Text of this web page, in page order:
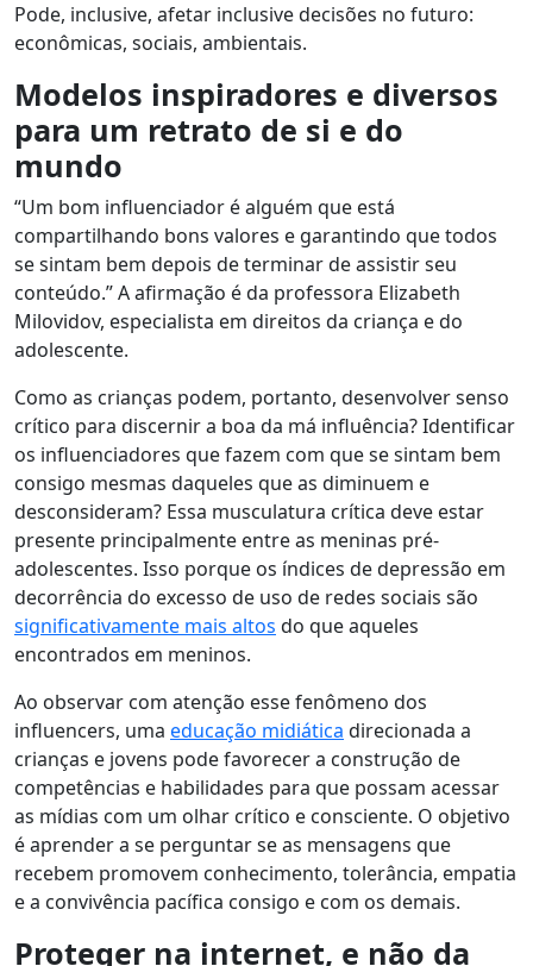
Pode, inclusive, afetar inclusive decisões no futuro:
econômicas, sociais, ambientais.
Modelos inspiradores e diversos
para um retrato de si e do
mundo
“Um bom influenciador é alguém que está
compartilhando bons valores e garantindo que todos
se sintam bem depois de terminar de assistir seu
conteúdo.”A afirmação é da professora Elizabeth
Milovidov, especialista em direitos da criança e do
adolescente.
Como as crianças podem, portanto, desenvolver senso
crítico para discernir a boa da má influência? Identificar
os influenciadores que fazem com que se sintam bem
consigo mesmas daqueles que as diminuem e
desconsideram? Essa musculatura crítica deve estar
presente principalmente entre as meninas pré-
adolescentes. Isso porque os índices de depressão em
decorrência do excesso de uso de redes sociais são
significativamente mais altos do que aqueles
encontrados em meninos.
Ao observar com atenção esse fenômeno dos
influencers, uma educação midiática direcionada a
crianças e jovens pode favorecer a construção de
competências e habilidades para que possam acessar
as mídias com um olhar crítico e consciente. O objetivo
éaprender a se perguntar se as mensagens que
recebem promovem conhecimento, tolerância, empatia
e a convivência pacífica consigo e com os demais.
Proteger na internet, e não da